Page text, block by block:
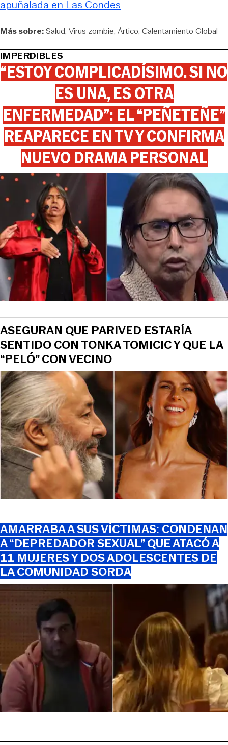
apuñalada en Las Condes
Más sobre:Salud Virus zombie Ártico Calentamiento Global
IMPERDIBLES
“ESTOY COMPLICADÍSIMO. SI NO
ES UNA, ES OTRA
ENFERMEDAD”: EL “PEÑETEÑE”
REAPARECE EN TV Y CONFIRMA
NUEVO DRAMA PERSONAL
ASEGURAN QUE PARIVED ESTARÍA
SENTIDO CON TONKA TOMICIC Y QUE LA
“PELÓ” CON VECINO
AMARRABA A SUS VÍCTIMAS: CONDENAN
A “DEPREDADOR SEXUAL” QUE ATACÓ A
11 MUJERES Y DOS ADOLESCENTES DE
LA COMUNIDAD SORDA